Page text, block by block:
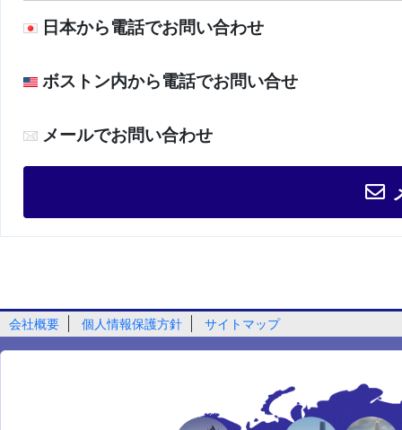
日本から電話でお問い合わせ
ボストン内から電話でお問い合せ
メールでお問い合わせ
会社概要 個人情報保護方針 サイトマップ